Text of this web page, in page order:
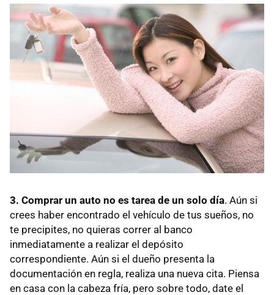
3. Comprar un auto no es tarea de un solo día. Aún si
crees haber encontrado el vehículo de tus sueños, no
te precipites, no quieras correr al banco
inmediatamente a realizar el depósito
correspondiente. Aún si el dueño presenta la
documentación en regla, realiza una nueva cita. Piensa
en casa con la cabeza fría, pero sobre todo, date el